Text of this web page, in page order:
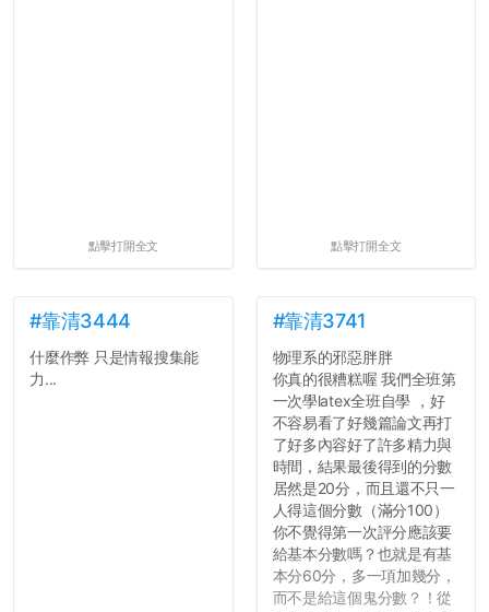
點擊打開全文 點擊打開全文
#靠清3444
什麼作弊 只是情報搜集能
力...
#靠清3741
物理系的邪惡胖胖
你真的很糟糕喔 我們全班第
一次學latex全班自學 ，好
不容易看了好幾篇論文再打
了好多內容好了許多精力與
時間，結果最後得到的分數
居然是20分，而且還不只一
人得這個分數（滿分100）
你不覺得第一次評分應該要
給基本分數嗎？也就是有基
本分60分，多一項加幾分，
而不是給這個鬼分數？！從